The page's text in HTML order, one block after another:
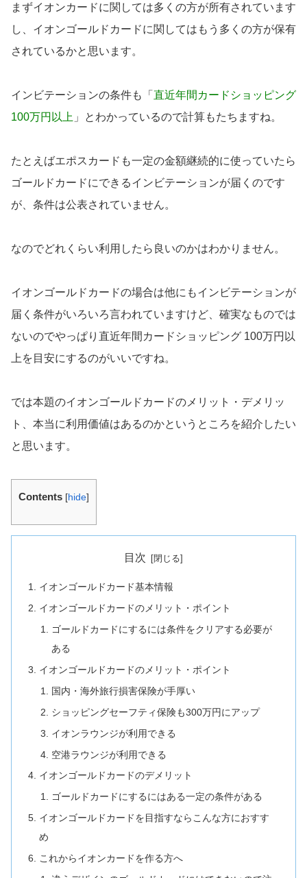
まずイオンカードに関しては多くの方が所有されています
し、イオンゴールドカードに関してはもう多くの方が保有
されているかと思います。
インビテーションの条件も「 直近年間カードショッピング
100万円以上 」とわかっているので計算もたちますね。
たとえばエポスカードも一定の金額継続的に使っていたら
ゴールドカードにできるインビテーションが届くのです
が、条件は公表されていません。
なのでどれくらい利用したら良いのかはわかりません。
イオンゴールドカードの場合は他にもインビテーションが
届く条件がいろいろ言われていますけど、確実なものでは
ないのでやっぱり直近年間カードショッピング 100万円以
上を目安にするのがいいですね。
では本題のイオンゴールドカードのメリット・デメリッ
ト、本当に利用価値はあるのかというところを紹介したい
と思います。
Contents [hide]
目次
イオンゴールドカード基本情報
イオンゴールドカードのメリット・ポイント
ゴールドカードにするには条件をクリアする必要が
ある
イオンゴールドカードのメリット・ポイント
国内・海外旅行損害保険が手厚い
ショッピングセーフティ保険も300万円にアップ
イオンラウンジが利用できる
空港ラウンジが利用できる
イオンゴールドカードのデメリット
ゴールドカードにするにはある一定の条件がある
イオンゴールドカードを目指すならこんな方におすす
め
これからイオンカードを作る方へ